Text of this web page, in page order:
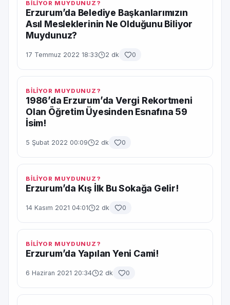
BİLİYOR MUYDUNUZ?
Erzurum’da Belediye Başkanlarımızın
Asıl Mesleklerinin Ne Olduğunu Biliyor
Muydunuz?
17 Temmuz 2022 18:33 2 dk 0
BİLİYOR MUYDUNUZ?
1986’da Erzurum’da Vergi Rekortmeni
Olan Öğretim Üyesinden Esnafına 59
İsim!
5 Şubat 2022 00:09 2 dk 0
BİLİYOR MUYDUNUZ?
Erzurum’da Kış İlk Bu Sokağa Gelir!
14 Kasım 2021 04:01 2 dk 0
BİLİYOR MUYDUNUZ?
Erzurum’da Yapılan Yeni Cami!
6 Haziran 2021 20:34 2 dk 0